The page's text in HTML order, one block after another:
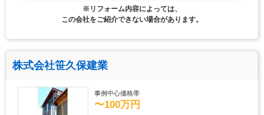
※リフォーム内容によっては、
この会社をご紹介できない場合があります。
株式会社笹久保建業
事例中心価格帯
〜100万円